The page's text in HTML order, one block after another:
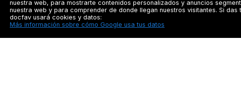
nuestra web, para mostrarte contenidos personalizados y anuncios
nuestra web y para comprender de donde llegan nuestros visitantes. Si das
docfav usará cookies y datos:
Más información sobre cómo Google usa tus datos